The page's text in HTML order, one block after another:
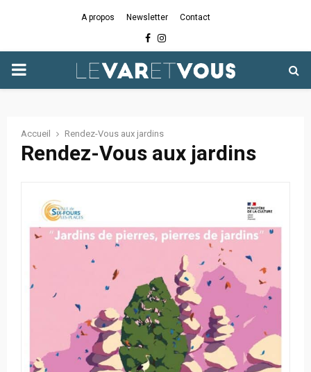
A propos Newsletter Contact
Facebook
Instagram
PRIMARY
Accueil Rendez-Vous aux jardins
Rendez-Vous aux jardins